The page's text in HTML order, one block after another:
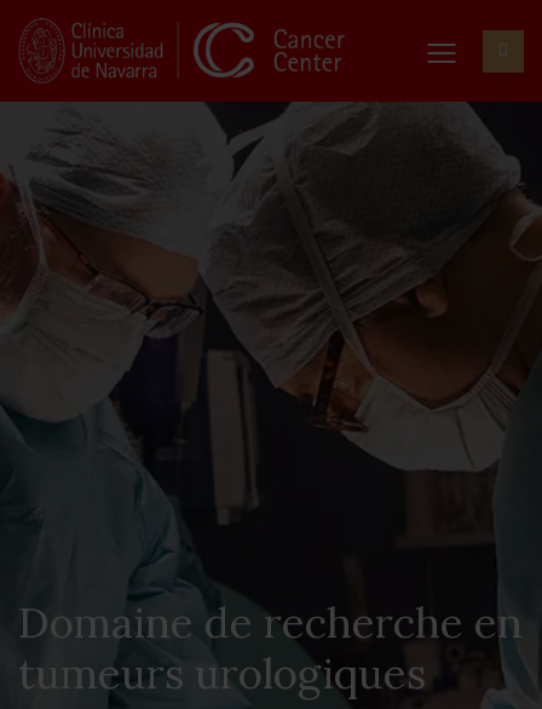
Domaine de recherche en
tumeurs urologiques